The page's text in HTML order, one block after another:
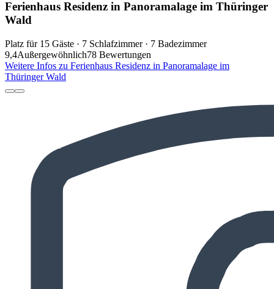
Ferienhaus Residenz in Panoramalage im Thüringer
Wald
Platz für 15 Gäste · 7 Schlafzimmer · 7 Badezimmer
9,4Außergewöhnlich78 Bewertungen
Weitere Infos zu Ferienhaus Residenz in Panoramalage im
Thüringer Wald